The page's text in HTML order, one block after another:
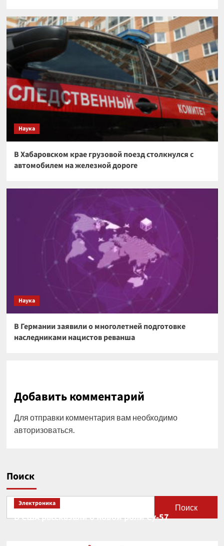
Наука
В Хабаровском крае грузовой поезд столкнулся с
автомобилем на железной дороге
Наука
В Германии заявили о многолетней подготовке
наследниками нацистов реванша
Добавить комментарий
Для отправки комментария вам необходимо
авторизоваться.
Поиск
Поиск
Электроника
В США рассказали о новой роли Су-57